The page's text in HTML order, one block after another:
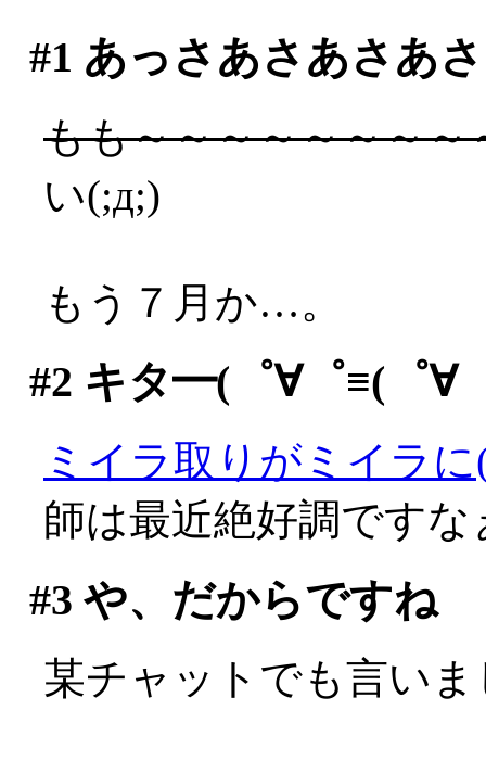
#1 あっさあさあさあ
もも～～～～～～～～
い(;д;)
もう７月か…。
#2 キタ━(゜∀゜≡(゜∀
ミイラ取りがミイラ
師は最近絶好調です
#3 や、だからですね
某チャットでも言い